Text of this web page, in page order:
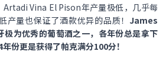
Artadi Vina El Pison年产量极低，几乎每
产量也保证了酒款优异的品质！ James
为优秀的葡萄酒之一，各年份总是拿下
份更是获得了帕克满分100分！